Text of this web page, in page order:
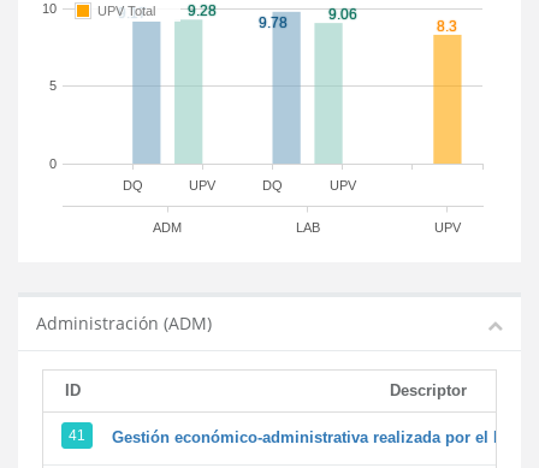
DQ DQ
UPV UPV
ADM LAB UPV
0
5
10
UPV Total
Administración (ADM)
ID Descriptor
41 Gestión económico-administrativa realizada por el